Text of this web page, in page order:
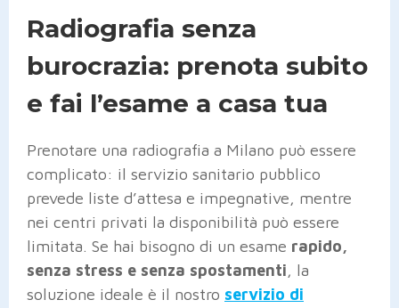
Radiografia senza
burocrazia: prenota subito
e fai l’esame a casa tua
Prenotare una radiografia a Milano può essere
complicato: il servizio sanitario pubblico
prevede liste d’attesa e impegnative, mentre
nei centri privati la disponibilità può essere
limitata. Se hai bisogno di un esame rapido,
senza stress e senza spostamenti, la
soluzione ideale è il nostro servizio di